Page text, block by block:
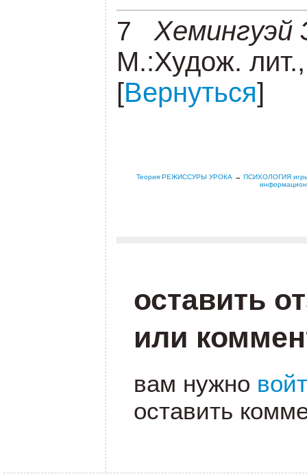
7
Хемингуэй
М.:Худож.
[Вернуться]
Теория РЕЖИССУРЫ УРОКА →ПСИХОЛОГИЯ игры
оставить
или
вам нужно
оставить